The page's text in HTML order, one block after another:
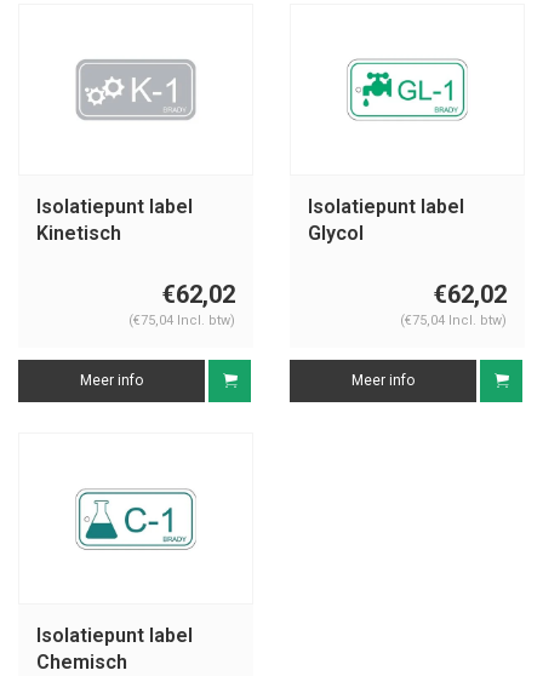
Isolatiepunt label
Kinetisch
€62,02
(€75,04 Incl. btw)
Meer info
Isolatiepunt label
Glycol
€62,02
(€75,04 Incl. btw)
Meer info
Isolatiepunt label
Chemisch